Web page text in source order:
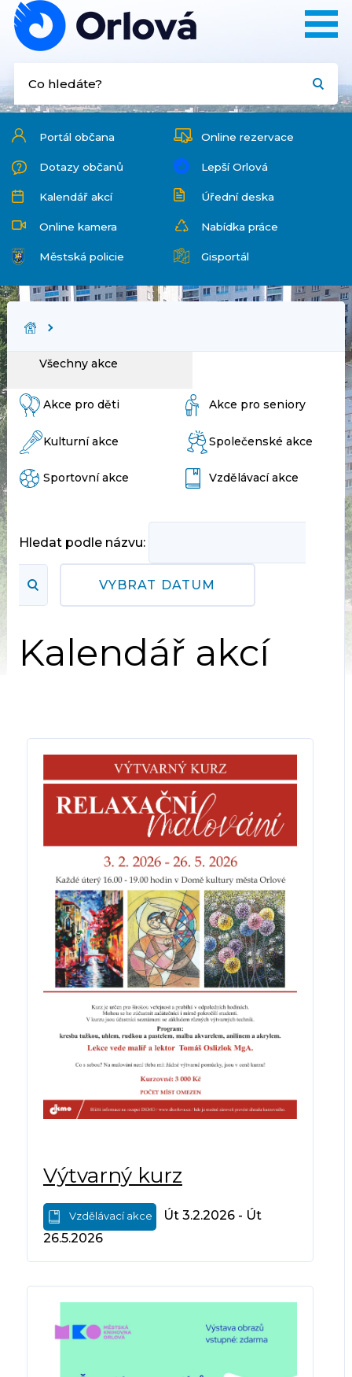
Portál občana Online rezervace
Dotazy občanů Lepší Orlová
Kalendář akcí Úřední deska
Online kamera Nabídka práce
Městská policie Gisportál
Hledat podle názvu:
VYBRAT DATUM
Kalendář akcí
Všechny akce
Akce pro děti Akce pro seniory
Kulturní akce Společenské akce
Sportovní akce Vzdělávací akce
Výtvarný kurz
Vzdělávací akce
Út 3.2.2026 - Út
26.5.2026